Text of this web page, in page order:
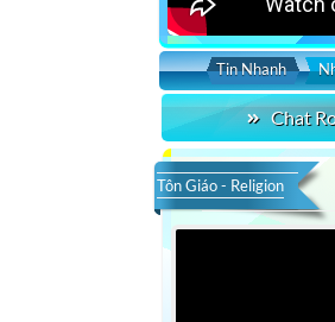
Tin Nhanh
Chat
Tôn Giáo - Religion